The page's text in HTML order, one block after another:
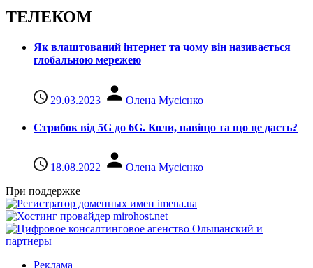
ТЕЛЕКОМ
Як влаштований інтернет та чому він називається
глобальною мережею
29.03.2023 Олена Мусієнко
Стрибок від 5G до 6G. Коли, навіщо та що це даcть?
18.08.2022
Олена Мусієнко
При поддержке
Реклама